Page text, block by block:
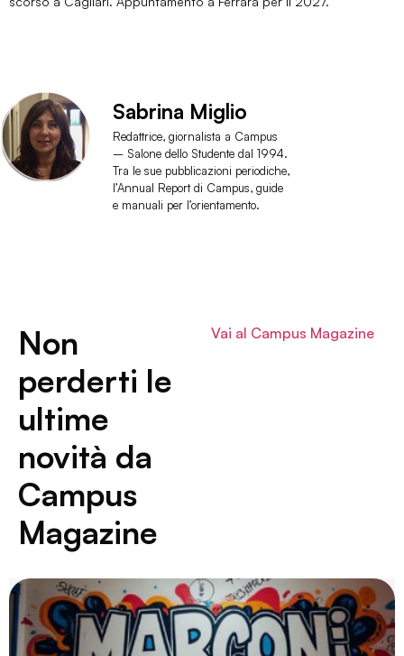
Sabrina Miglio
Redattrice, giornalista a Campus
– Salone dello Studente dal 1994.
Tra le sue pubblicazioni periodiche,
l’Annual Report di Campus, guide
e manuali per l’orientamento.
Non
perderti le
ultime
novità da
Campus
Magazine
Vai al Campus Magazine